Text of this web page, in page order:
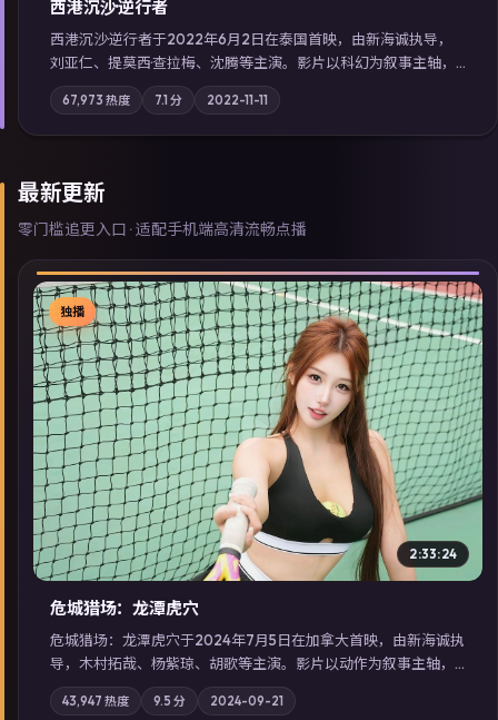
西港沉沙·逆行者
西港沉沙·逆行者于2022年6月2日在泰国首映，由新海诚执导，
刘亚仁、提莫西·查拉梅、沈腾等主演。影片以科幻为叙事主轴，
失踪人口档案牵出跨国灰色产业链；摄影与配乐强化地域气质；
站内亦可通过「国产免费观看高清电视剧在线看」延展检索同类
型高分佳作，畅享高清在线追剧体验。
67,973 热度 7.1分 2022-11-11
最新更新
零门槛追更入口 · 适配手机端高清流畅点播
▶
独播
2:33:24
危城猎场：龙潭虎穴
危城猎场：龙潭虎穴于2024年7月5日在加拿大首映，由新海诚执
导，木村拓哉、杨紫琼、胡歌等主演。影片以动作为叙事主轴，
亲情与职责必须在倒计时结束前做出抉择；摄影与配乐强化地域
气质；站内亦可通过「国产免费观看高清电视剧在线看」延展检
43,947 热度 9.5 分 2024-09-21